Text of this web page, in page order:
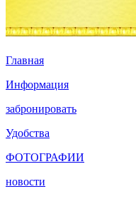
Главная
Информация
забронировать
Удобства
ФОТОГРАФИИ
новости